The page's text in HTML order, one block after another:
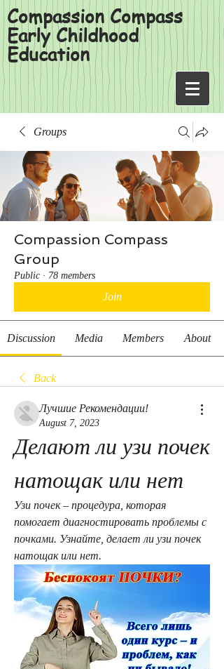
Compassion Compass
Early Childhood
Education
Groups
Compassion Compass
Group
Public · 78 members
Join
Discussion Media Members About
Back
Лучшие Рекомендации!
August 7, 2023
Делают ли узи почек
натощак или нет
Узи почек – процедура, которая
помогает диагностировать проблемы с
почками. Узнайте, делает ли узи почек
натощак или нет.